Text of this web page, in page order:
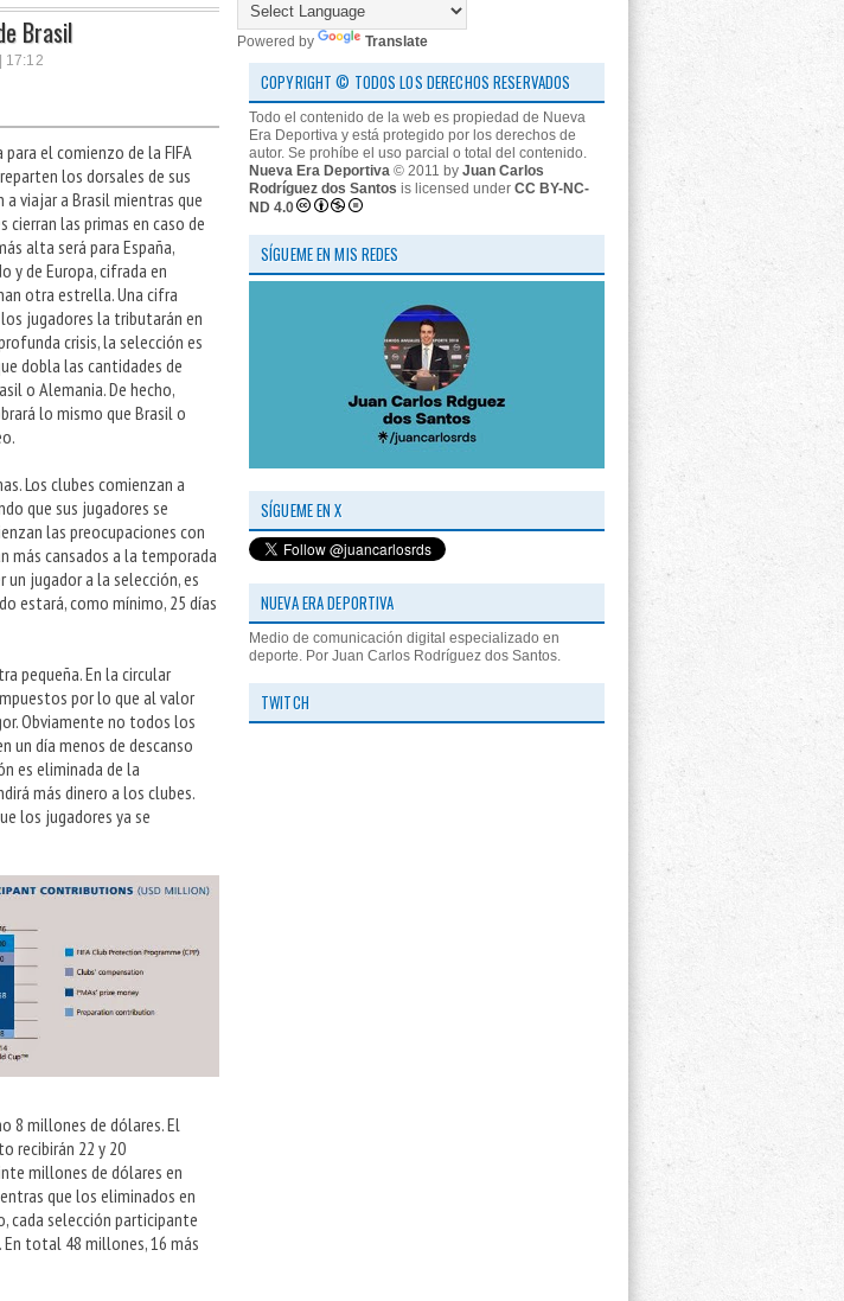
Brasil
17:12
el comienzo de la FIFA
los dorsales de sus
viajar a Brasil mientras que
las primas en caso de
alta será para España,
y de Europa, cifrada en
otra estrella. Una cifra
jugadores la tributarán en
crisis, la selección es
dobla las cantidades de
o Alemania. De hecho,
lo mismo que Brasil o
Los clubes comienzan a
que sus jugadores se
las preocupaciones con
más cansados a la temporada
un jugador a la selección, es
estará, como mínimo, 25 días
pequeña. En la circular
por lo que al valor
Obviamente no todos los
un día menos de descanso
es eliminada de la
más dinero a los clubes.
los jugadores ya se
8 millones de dólares. El
recibirán 22 y 20
millones de dólares en
que los eliminados en
cada selección participante
total 48 millones, 16 más
Powered by Translate
COPYRIGHT © TODOS LOS DERECHOS RESERVADOS
Todo el contenido de la web es propiedad de Nueva
Era Deportiva y está protegido por los derechos de
autor. Se prohíbe el uso parcial o total del contenido.
Nueva Era Deportiva © 2011 by Juan Carlos
Rodríguez dos Santos is licensed under CC BY-NC-
ND 4.0
SÍGUEME EN MIS REDES
SÍGUEME EN X
NUEVA ERA DEPORTIVA
Medio de comunicación digital especializado en
deporte. Por Juan Carlos Rodríguez dos Santos.
TWITCH